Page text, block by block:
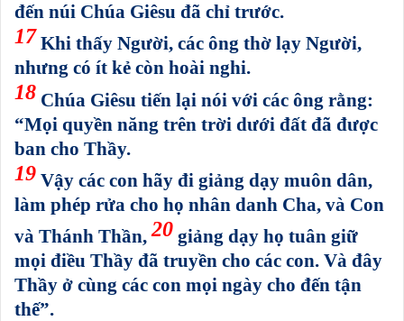
đến núi Chúa Giêsu đã chỉ trước.
17 Khi thấy Người, các ông thờ lạy Người,
nhưng có ít kẻ còn hoài nghi.
18 Chúa Giêsu tiến lại nói với các ông rằng:
“Mọi quyền năng trên trời dưới đất đã được
ban cho Thầy.
19 Vậy các con hãy đi giảng dạy muôn dân,
làm phép rửa cho họ nhân danh Cha, và Con
và Thánh Thần,20 giảng dạy họ tuân giữ
mọi điều Thầy đã truyền cho các con. Và đây
Thầy ở cùng các con mọi ngày cho đến tận
thế”.